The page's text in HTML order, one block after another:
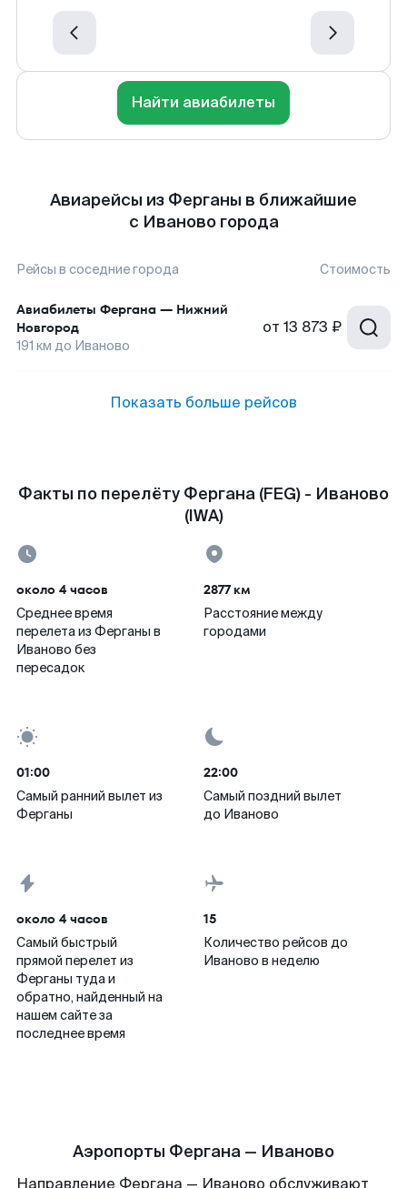
Найти авиабилеты
Авиарейсы из Ферганы в ближайшие
с Иваново города
Рейсы в соседние города Стоимость
Авиабилеты Фергана — Нижний
Новгород
191 км до Иваново
от 13 873 ₽
Показать больше рейсов
Факты по перелёту Фергана (FEG) - Иваново
(IWA)
около 4 часов
Среднее время
перелета из Ферганы в
Иваново без
пересадок
2877 км
Расстояние между
городами
01:00
Самый ранний вылет из
Ферганы
22:00
Самый поздний вылет
до Иваново
около 4 часов
Самый быстрый
прямой перелет из
Ферганы туда и
обратно, найденный на
нашем сайте за
последнее время
15
Количество рейсов до
Иваново в неделю
Аэропорты Фергана — Иваново
Направление Фергана — Иваново обслуживают